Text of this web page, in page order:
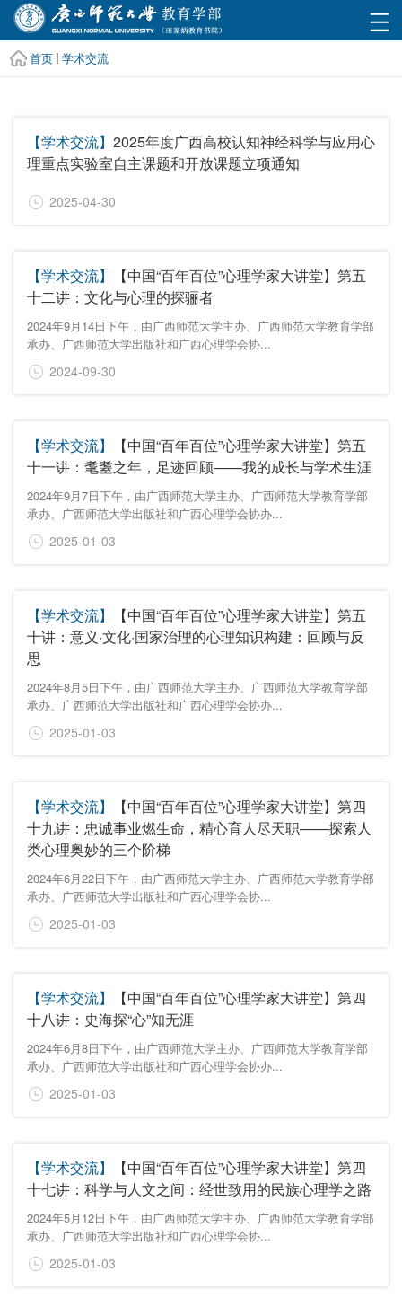
首页 学术交流
【学术交流】 2025年度广西高校认知神经科学与应用心
理重点实验室自主课题和开放课题立项通知
2025-04-30
【学术交流】
【中国“百年百位”心理学家大讲堂】第五
十二讲：文化与心理的探骊者
2024年9月14日下午，由广西师范大学主办、广西师范大学教育学部
承办、广西师范大学出版社和广西心理学会协...
2024-09-30
【学术交流】
【中国“百年百位”心理学家大讲堂】第五
十一讲：耄耋之年，足迹回顾——我的成长与学术生涯
2024年9月7日下午，由广西师范大学主办、广西师范大学教育学部
承办、广西师范大学出版社和广西心理学会协办...
2025-01-03
【学术交流】
【中国“百年百位”心理学家大讲堂】第五
十讲：意义·文化·国家治理的心理知识构建：回顾与反
思
2024年8月5日下午，由广西师范大学主办、广西师范大学教育学部
承办、广西师范大学出版社和广西心理学会协办...
2025-01-03
【学术交流】
【中国“百年百位”心理学家大讲堂】第四
十九讲：忠诚事业燃生命，精心育人尽天职——探索人
类心理奥妙的三个阶梯
2024年6月22日下午，由广西师范大学主办、广西师范大学教育学部
承办、广西师范大学出版社和广西心理学会协...
2025-01-03
【学术交流】
【中国“百年百位”心理学家大讲堂】第四
十八讲：史海探“心”知无涯
2024年6月8日下午，由广西师范大学主办、广西师范大学教育学部
承办、广西师范大学出版社和广西心理学会协办...
2025-01-03
【学术交流】
【中国“百年百位”心理学家大讲堂】第四
十七讲：科学与人文之间：经世致用的民族心理学之路
2024年5月12日下午，由广西师范大学主办、广西师范大学教育学部
承办、广西师范大学出版社和广西心理学会协...
2025-01-03